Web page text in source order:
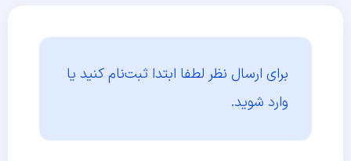
برای ارسال نظر لطفا ابتدا ثبت‌نام کنید یا
وارد شوید.